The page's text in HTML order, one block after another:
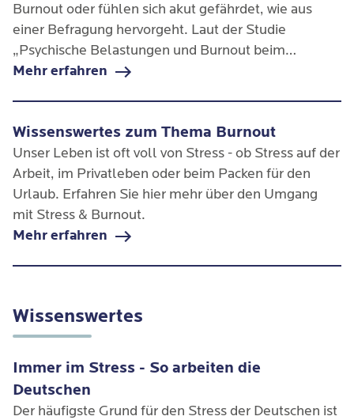
Burnout oder fühlen sich akut gefährdet, wie aus
einer Befragung hervorgeht. Laut der Studie
„Psychische Belastungen und Burnout beim
Bildungspersonal“ des Aktionsrates Bildung gab ein
Belastungen zu leiden.
Mehr erfahren
Wissenswertes zum Thema Burnout
Unser Leben ist oft voll von Stress - ob Stress auf der
Arbeit, im Privatleben oder beim Packen für den
Urlaub. Erfahren Sie hier mehr über den Umgang
mit Stress & Burnout.
Mehr erfahren
Wissenswertes
Immer im Stress - So arbeiten die
Deutschen
Der häufigste Grund für den Stress der Deutschen ist